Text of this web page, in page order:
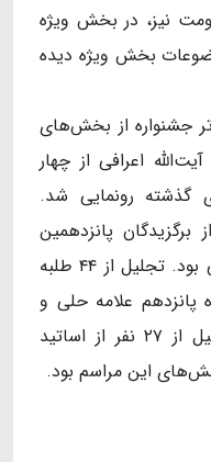
نیز، در بخش ویژه
بخش ویژه دیده
جشنواره از بخش‌های
اعرافی از چهار
گذشته رونمایی شد.
پانزدهمین
جشنواره در بخش مدرسه‌ای و ملی بود. تجلیل از ۴۴ طلبه
علامه حلی و
مدیران پژوهشی و همچنین تجلیل از ۲۷ نفر از اساتید
این مراسم بود.